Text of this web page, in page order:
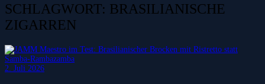
SCHLAGWORT: BRASILIANISCHE
ZIGARREN
2. Juli 2026